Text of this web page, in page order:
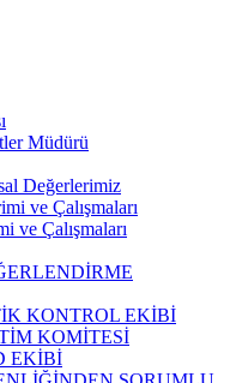
Müdürü
Değerlerimiz
ve Çalışmaları
ve Çalışmaları
KONTROL EKİBİ
KOMİTESİ
EKİBİ